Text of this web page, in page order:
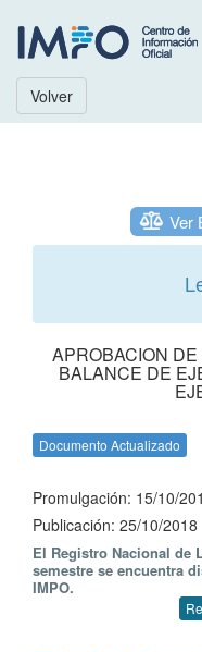
Volver
Ver
APROBACION
BALANCE DE
Documento Actualizado
Promulgación: 15/10/
Publicación: 25/10/2018
El Registro Nacional de
semestre se encuentra
IMPO.